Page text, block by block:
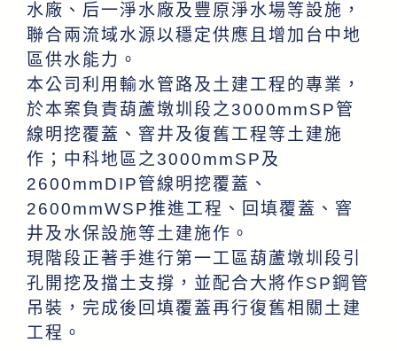
水廠、后一淨水廠及豐原淨水場等設施，
聯合兩流域水源以穩定供應且增加台中地
區供水能力。
本公司利用輸水管路及土建工程的專業，
於本案負責葫蘆墩圳段之3000mmSP管
線明挖覆蓋、窨井及復舊工程等土建施
作；中科地區之3000mmSP及
2600mmDIP管線明挖覆蓋、
2600mmWSP推進工程、回填覆蓋、窨
井及水保設施等土建施作。
現階段正著手進行第一工區葫蘆墩圳段引
孔開挖及擋土支撐，並配合大將作SP鋼管
吊裝，完成後回填覆蓋再行復舊相關土建
工程。